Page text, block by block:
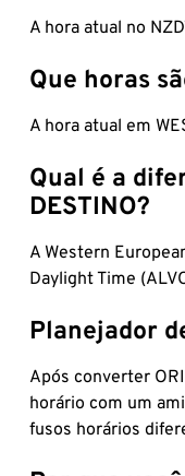
A hora atual no
Que horas
A hora atual em
Qual é a
DESTINO?
A Western
Daylight Time
Planejador
Após converter
horário com um
fusos horários